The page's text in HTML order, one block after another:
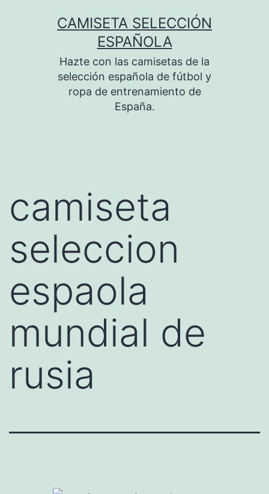
CAMISETA SELECCIÓN
ESPAÑOLA
Hazte con las camisetas de la
selección española de fútbol y
ropa de entrenamiento de
España.
camiseta
seleccion
espaola
mundial de
rusia